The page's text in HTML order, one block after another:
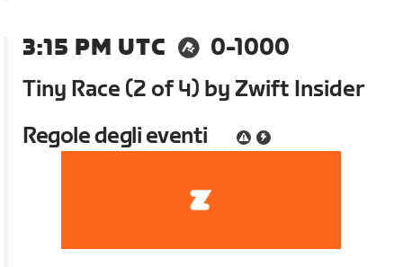
3:15 PM UTC
0-1000
Tiny Race (2 of 4) by Zwift Insider
Regole degli eventi